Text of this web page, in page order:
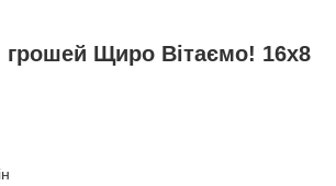
грошей Щиро Вітаємо! 16х8